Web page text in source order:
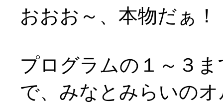
おおお～、本物だぁ！
プログラムの１～３
で、みなとみらいの